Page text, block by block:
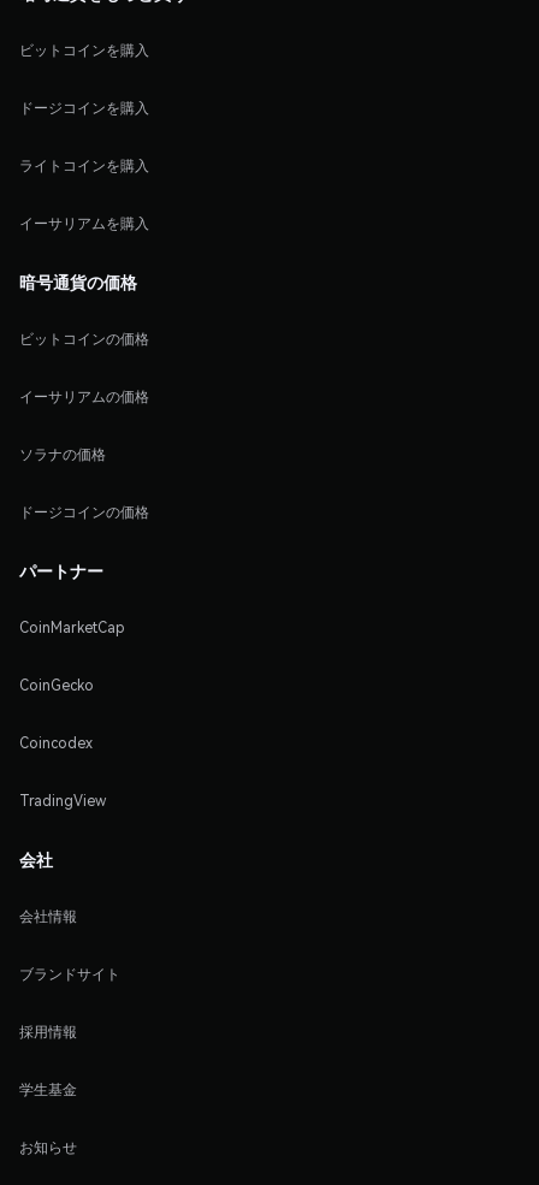
ビットコインを購入
ドージコインを購入
ライトコインを購入
イーサリアムを購入
暗号通貨の価格
ビットコインの価格
イーサリアムの価格
ソラナの価格
ドージコインの価格
パートナー
CoinMarketCap
CoinGecko
Coincodex
TradingView
会社
会社情報
ブランドサイト
採用情報
学生基金
お知らせ